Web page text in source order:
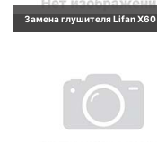
Замена глушителя Lifan X60